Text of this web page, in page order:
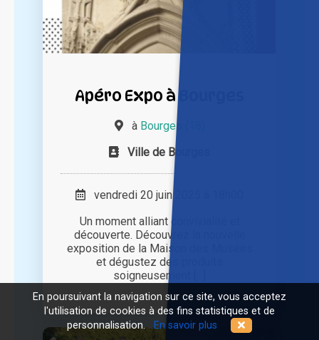
Apéro Expo à Bourges
à Bourges (18)
Ville de Bourges
vendredi 20 juin 2025 à 18h00
Un moment alliant convivialité et
découverte. Découvrez la nouvelle
exposition de la Maison des Musées
et dégustez des produits
soigneusement [...]
En poursuivant la navigation sur ce site, vous acceptez
l'utilisation de cookies à des fins statistiques et de
personnalisation.En savoir plus